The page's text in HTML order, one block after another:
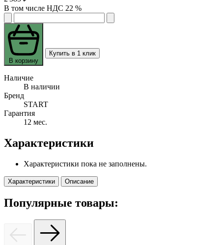
В том числе НДС 22 %
В корзину
Купить в 1 клик
Наличие
В наличии
Бренд
START
Гарантия
12 мес.
Характеристики
Характеристики пока не заполнены.
Характеристики Описание
Популярные товары: